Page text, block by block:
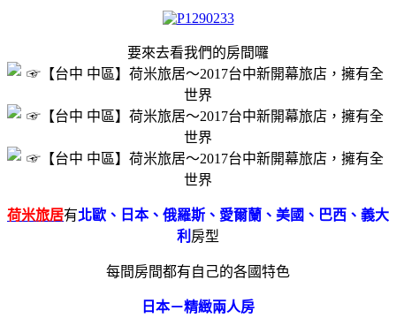
要來去看我們的房間囉
荷米旅居有北歐、日本、俄羅斯、愛爾蘭、美國、巴西、義大
利 房型
每間房間都有自己的各國特色
日本－精緻兩人房